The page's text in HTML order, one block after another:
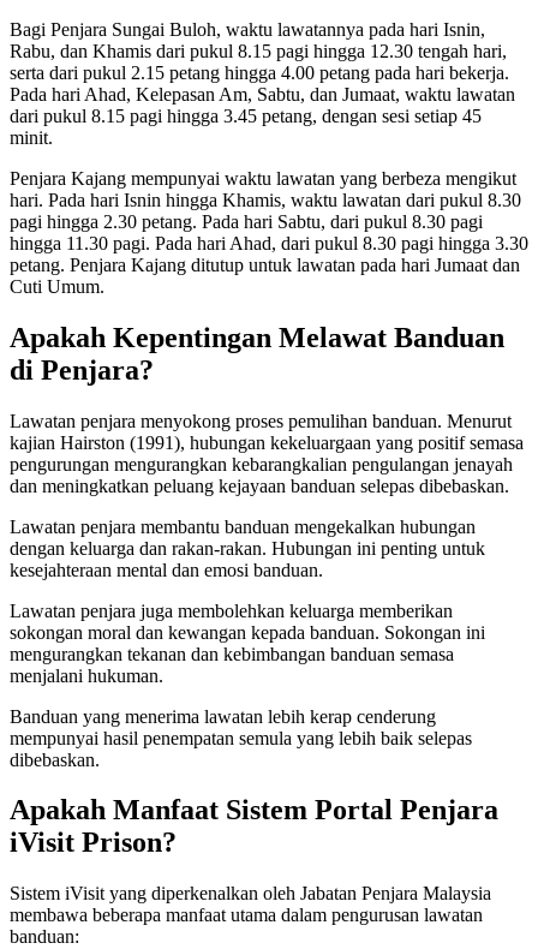
Bagi Penjara Sungai Buloh, waktu lawatannya pada hari Isnin,
Rabu, dan Khamis dari pukul 8.15 pagi hingga 12.30 tengah hari,
serta dari pukul 2.15 petang hingga 4.00 petang pada hari bekerja.
Pada hari Ahad, Kelepasan Am, Sabtu, dan Jumaat, waktu lawatan
dari pukul 8.15 pagi hingga 3.45 petang, dengan sesi setiap 45
minit.
Penjara Kajang mempunyai waktu lawatan yang berbeza mengikut
hari. Pada hari Isnin hingga Khamis, waktu lawatan dari pukul 8.30
pagi hingga 2.30 petang. Pada hari Sabtu, dari pukul 8.30 pagi
hingga 11.30 pagi. Pada hari Ahad, dari pukul 8.30 pagi hingga 3.30
petang. Penjara Kajang ditutup untuk lawatan pada hari Jumaat dan
Cuti Umum.
Apakah Kepentingan Melawat Banduan
di Penjara?
Lawatan penjara menyokong proses pemulihan banduan. Menurut
kajian Hairston (1991), hubungan kekeluargaan yang positif semasa
pengurungan mengurangkan kebarangkalian pengulangan jenayah
dan meningkatkan peluang kejayaan banduan selepas dibebaskan.
Lawatan penjara membantu banduan mengekalkan hubungan
dengan keluarga dan rakan-rakan. Hubungan ini penting untuk
kesejahteraan mental dan emosi banduan.
Lawatan penjara juga membolehkan keluarga memberikan
sokongan moral dan kewangan kepada banduan. Sokongan ini
mengurangkan tekanan dan kebimbangan banduan semasa
menjalani hukuman.
Banduan yang menerima lawatan lebih kerap cenderung
mempunyai hasil penempatan semula yang lebih baik selepas
dibebaskan.
Apakah Manfaat Sistem Portal Penjara
iVisit Prison?
Sistem iVisit yang diperkenalkan oleh Jabatan Penjara Malaysia
membawa beberapa manfaat utama dalam pengurusan lawatan
banduan: